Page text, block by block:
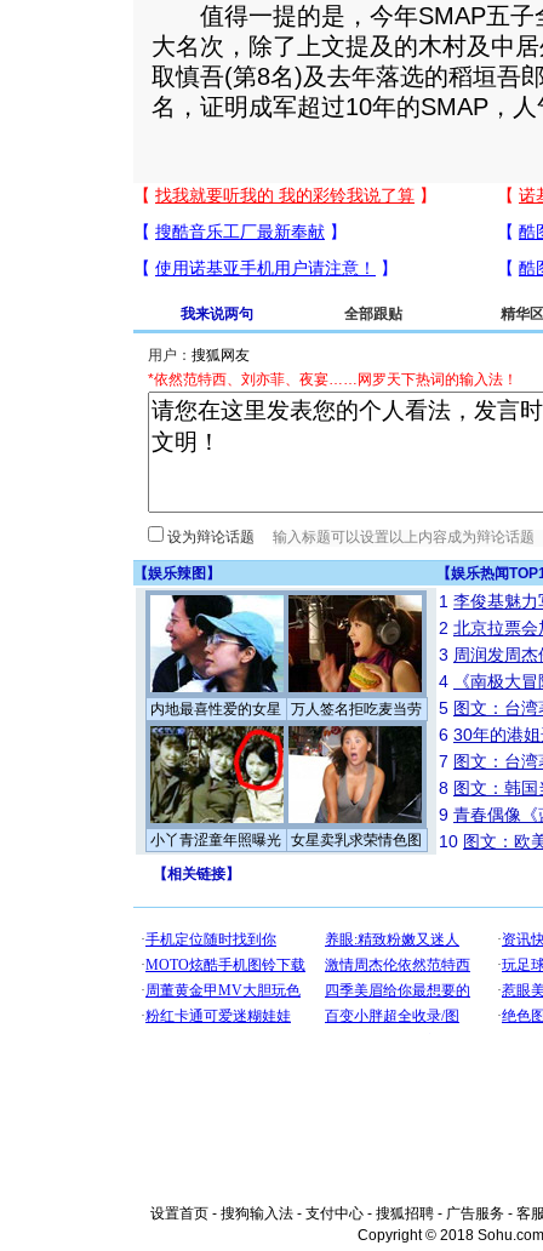
值得一提的是，今年SMAP五子
大名次，除了上文提及的木村及中
取慎吾(第8名)及去年落选的稻垣吾
名，证明成军超过10年的SMAP，
我来说两句 全部跟贴 精华区
用户：
*依然范特西、刘亦菲、夜宴……网罗天下热词的输入法！
设为辩论话题
【娱乐辣图 】 【娱乐热闻
内地最喜性爱的女星 万人签名拒吃麦当劳
小丫青涩童年照曝光 女星卖乳求荣情色图
1 李俊基魅力
2 北京拉票
3 周润发周
4
《南极大
5 图文：台
6 30年的港
7 图文：台
8 图文：韩
9 青春偶像《
10 图文：欧
【相关链接】
设置首页 - 搜狗输入法 - 支付中心 - 搜狐招聘 - 广告服务 - 客
Copyright © 2018